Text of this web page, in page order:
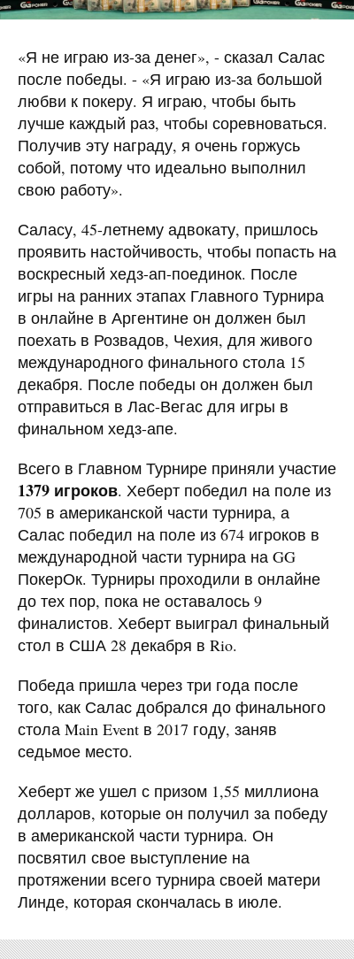
«Я не играю из-за денег», - сказал Салас
после победы. - «Я играю из-за большой
любви к покеру. Я играю, чтобы быть
лучше каждый раз, чтобы соревноваться.
Получив эту награду, я очень горжусь
собой, потому что идеально выполнил
свою работу».
Саласу, 45-летнему адвокату, пришлось
проявить настойчивость, чтобы попасть на
воскресный хедз-ап-поединок. После
игры на ранних этапах Главного Турнира
в онлайне в Аргентине он должен был
поехать в Розвадов, Чехия, для живого
международного финального стола 15
декабря. После победы он должен был
отправиться в Лас-Вегас для игры в
финальном хедз-апе.
Всего в Главном Турнире приняли участие
1379 игроков. Хеберт победил на поле из
705 в американской части турнира, а
Салас победил на поле из 674 игроков в
международной части турнира на GG
ПокерОк. Турниры проходили в онлайне
до тех пор, пока не оставалось 9
финалистов. Хеберт выиграл финальный
стол в США 28 декабря в Rio.
Победа пришла через три года после
того, как Салас добрался до финального
стола Main Event в 2017 году, заняв
седьмое место.
Хеберт же ушел с призом 1,55 миллиона
долларов, которые он получил за победу
в американской части турнира. Он
посвятил свое выступление на
протяжении всего турнира своей матери
Линде, которая скончалась в июле.